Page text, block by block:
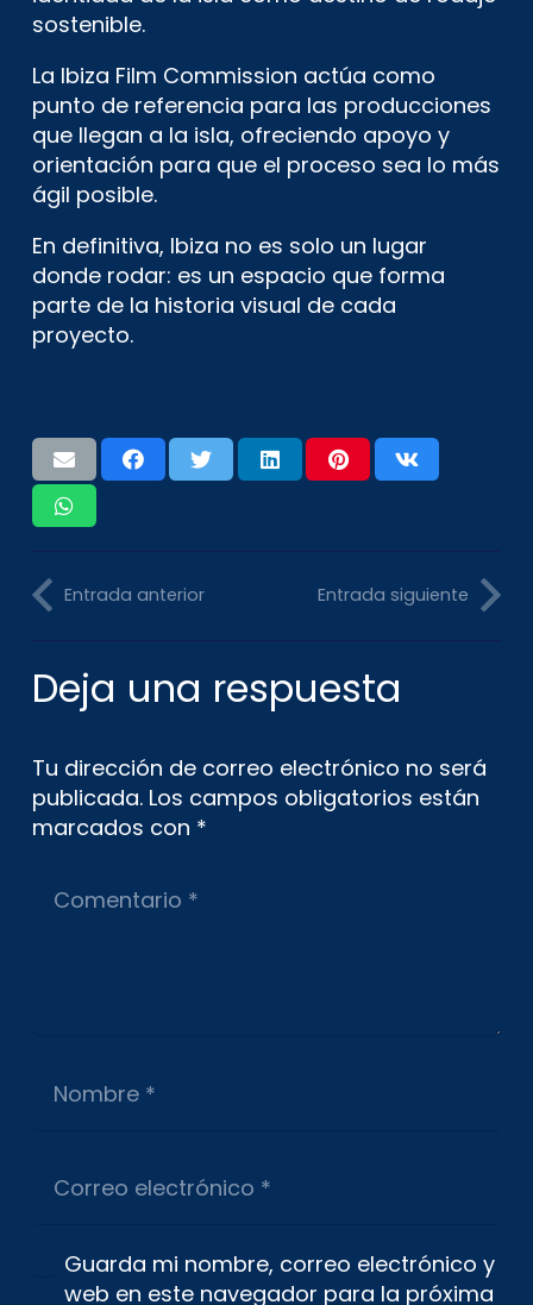
sostenible.
La Ibiza Film Commission actúa como
punto de referencia para las producciones
que llegan a la isla, ofreciendo apoyo y
orientación para que el proceso sea lo más
ágil posible.
En definitiva, Ibiza no es solo un lugar
donde rodar: es un espacio que forma
parte de la historia visual de cada
proyecto.
Entrada anterior Entrada siguiente
Deja una respuesta
Tu dirección de correo electrónico no será
publicada. Los campos obligatorios están
marcados con *
Guarda mi nombre, correo electrónico y
web en este navegador para la próxima